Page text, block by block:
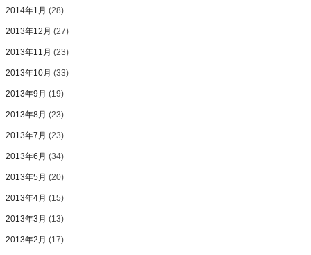
2014年1月 (28)
2013年12月 (27)
2013年11月 (23)
2013年10月 (33)
2013年9月 (19)
2013年8月 (23)
2013年7月 (23)
2013年6月 (34)
2013年5月 (20)
2013年4月 (15)
2013年3月 (13)
2013年2月 (17)